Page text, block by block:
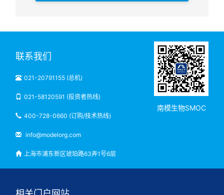
联系我们
021-20791155 (总机)
021-58120591 (投资者热线)
400-728-0660 (订购/技术热线)
info@modelorg.com
上海市浦东新区琥珀路63弄1号6层
南模生物SMOC